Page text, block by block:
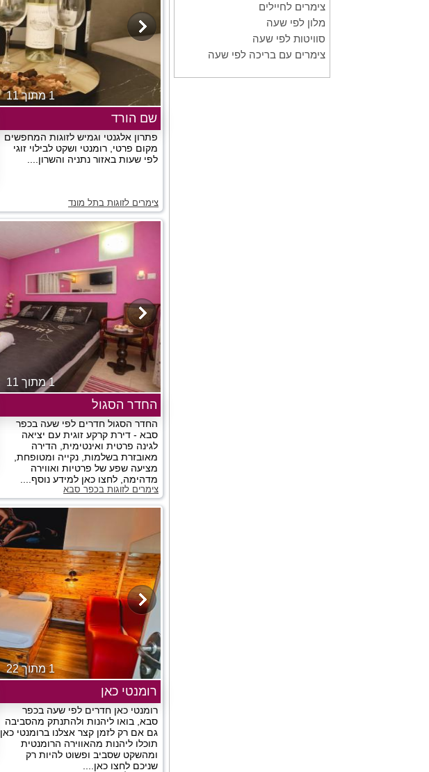
צימרים לחיילים
מלון לפי שעה
סוויטות לפי שעה
צימרים עם בריכה לפי שעה
1 מתוך 11
שם הורד
פתרון אלגנטי וגמיש לזוגות המחפשים
מקום פרטי, רומנטי ושקט לבילוי זוגי
לפי שעות באזור נתניה והשרון....
צימרים לזוגות בתל מונד
1 מתוך 11
החדר הסגול
החדר הסגול חדרים לפי שעה בכפר
סבא - דירת קרקע זוגית עם יציאה
לגינה פרטית ואינטימית, הדירה
מאובזרת בשלמות, נקייה ומטופחת,
מציעה שפע של פרטיות ואווירה
מדהימה, לחצו כאן למידע נוסף....
צימרים לזוגות בכפר סבא
1 מתוך 22
רומנטי כאן
רומנטי כאן חדרים לפי שעה בכפר
סבא, בואו ליהנות ולהתנתק מהסביבה
גם אם רק לזמן קצר אצלנו ברומנטי כאן
תוכלו ליהנות מהאווירה הרומנטית
ומהשקט שסביב ופשוט להיות רק
שניכם לחצו כאן....